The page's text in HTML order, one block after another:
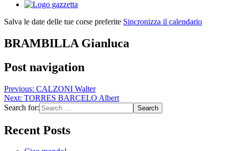
Salva le date delle tue corse preferite Sincronizza il calendario
BRAMBILLA Gianluca
Post navigation
Previous: CALZONI Walter
Next: TORRES BARCELO Albert
Search for:
Recent Posts